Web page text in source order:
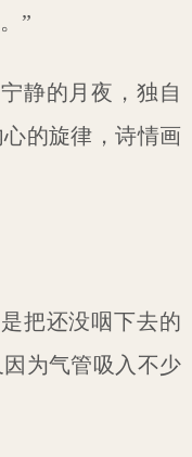
”
静的月夜，独自
的旋律，诗情画
把还没咽下去的
为气管吸入不少